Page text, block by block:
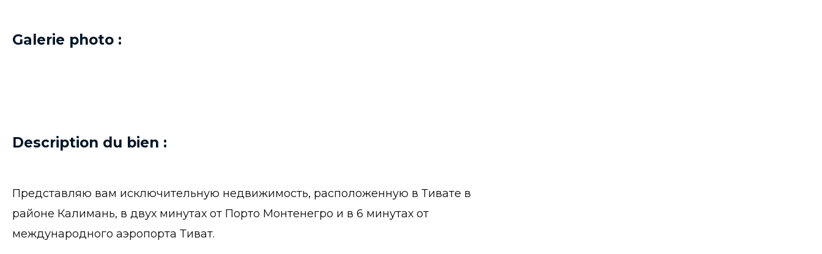
Galerie photo :
Description du bien :
Представляю вам исключительную недвижимость, расположенную в Тивате в
районе Калимань, в двух минутах от Порто Монтенегро и в 6 минутах от
международного аэропорта Тиват.